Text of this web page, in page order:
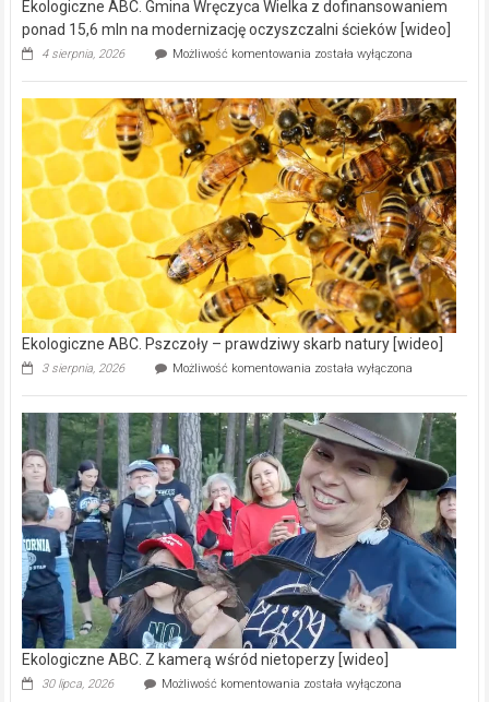
Ekologiczne ABC. Gmina Wręczyca Wielka z dofinansowaniem
ponad 15,6 mln na modernizację oczyszczalni ścieków [wideo]
4 sierpnia, 2026 Możliwość komentowania Ekologiczne
Wręczyca
Wielka
z
dofinansowaniem
ponad
15,6
mln
na
modernizację
oczyszczalni
ścieków
[wideo]
została wyłączona
Ekologiczne ABC. Pszczoły – prawdziwy skarb natury [wideo]
3 sierpnia, 2026 Możliwość komentowania Ekologiczne
–
prawdziwy
skarb
natury
[wideo]
została wyłączona
Ekologiczne ABC. Z kamerą wśród nietoperzy [wideo]
30 lipca, 2026 Możliwość komentowania Ekologiczne
została wyłączona